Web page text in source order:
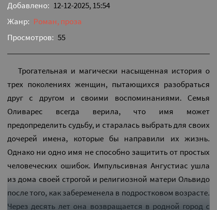
Добавлено: 12-12-2025, 15:54
Жанр: Роман, проза
Просмотров: 55
Трогательная и магически насыщенная история о
трех поколениях женщин, пытающихся разобраться
друг с другом и своими воспоминаниями. Семья
Оливарес всегда верила, что имя может
предопределить судьбу, и старалась выбрать для своих
дочерей имена, которые бы направили их жизнь.
Однако ни одно имя не способно защитить от простых
человеческих ошибок. Импульсивная Ангустиас ушла
из дома своей строгой и религиозной матери Ольвидо
после того, как забеременела в подростковом возрасте.
Через десять лет она возвращается в родной город с